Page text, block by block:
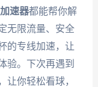
速器都能帮你解
无限流量、安全
的专线加速，让
验。下次再遇到
让你轻松看球，